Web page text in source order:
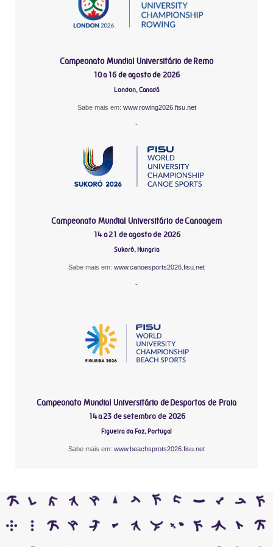
Campeonato Mundial Universitário de Remo
10 a 16 de agosto de 2026
London, Canadá
Sabe mais em: www.rowing2026.fisu.net
-
Campeonato Mundial Universitário de Canoagem
14 a 21 de agosto de 2026
Sukoró, Hungria
Sabe mais em: www.canoesports2026.fisu.net
-
Campeonato Mundial Universitário de Desportos de Praia
14 a 23 de setembro de 2026
Figueira da Foz, Portugal
Sabe mais em: www.beachsprots2026.fisu.net